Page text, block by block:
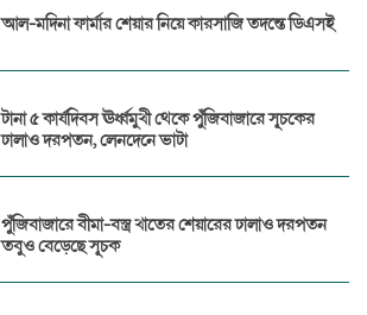
আল-মদিনা ফার্মার শেয়ার নিয়ে কারসাজি তদন্তে ডিএসই
টানা ৫ কার্যদিবস ঊর্ধ্বমুখী থেকে পুঁজিবাজারে সূচকের
ঢালাও দরপতন, লেনদেনে ভাটা
পুঁজিবাজারে বীমা-বস্ত্র খাতের শেয়ারের ঢালাও দরপতন
তবুও বেড়েছে সূচক